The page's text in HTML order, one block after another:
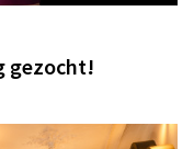
gezocht!